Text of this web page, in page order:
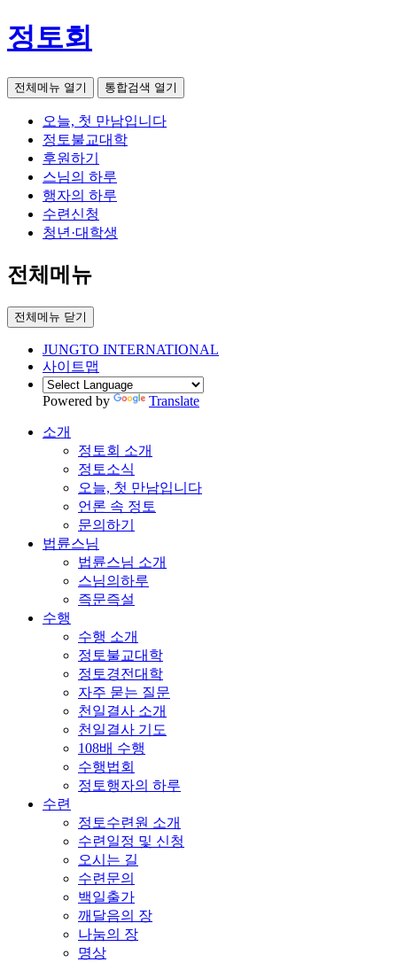
정토회
전체메뉴 열기 통합검색 열기
오늘, 첫 만남입니다
정토불교대학
후원하기
스님의 하루
행자의 하루
수련신청
청년·대학생
전체메뉴
전체메뉴 닫기
JUNGTO INTERNATIONAL
사이트맵
Powered by Translate
소개
정토회 소개
정토소식
오늘, 첫 만남입니다
언론 속 정토
문의하기
법륜스님
법륜스님 소개
스님의하루
즉문즉설
수행
수행 소개
정토불교대학
정토경전대학
자주 묻는 질문
천일결사 소개
천일결사 기도
108배 수행
수행법회
정토행자의 하루
수련
정토수련원 소개
수련일정 및 신청
오시는 길
수련문의
백일출가
깨달음의 장
나눔의 장
명상